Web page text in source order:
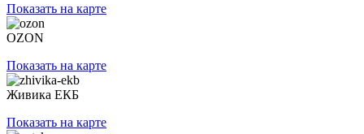
Показать на карте
OZON
Показать на карте
Живика ЕКБ
Показать на карте